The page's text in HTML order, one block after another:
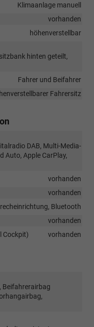
Klimaanlage manuell
vorhanden
höhenverstellbar
hinten geteilt,
Fahrer und Beifahrer
Fahrersitz
DAB, Multi-Media-
Auto, Apple CarPlay,
vorhanden
vorhanden
Bluetooth
vorhanden
Cockpit)
vorhanden
Beifahrerairbag